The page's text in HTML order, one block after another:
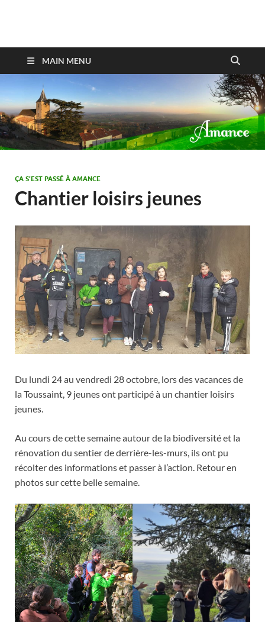
Amance
MAIN MENU
ÇA S'EST PASSÉ À AMANCE
Chantier loisirs jeunes
Du lundi 24 au vendredi 28 octobre, lors des vacances de
la Toussaint, 9 jeunes ont participé à un chantier loisirs
jeunes.
Au cours de cette semaine autour de la biodiversité et la
rénovation du sentier de derrière-les-murs, ils ont pu
récolter des informations et passer à l’action. Retour en
photos sur cette belle semaine.